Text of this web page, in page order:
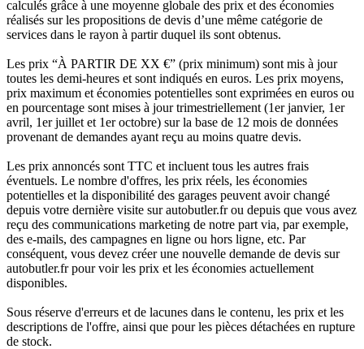
calculés grâce à une moyenne globale des prix et des économies
réalisés sur les propositions de devis d’une même catégorie de
services dans le rayon à partir duquel ils sont obtenus.
Les prix “À PARTIR DE XX €” (prix minimum) sont mis à jour
toutes les demi-heures et sont indiqués en euros. Les prix moyens,
prix maximum et économies potentielles sont exprimées en euros ou
en pourcentage sont mises à jour trimestriellement (1er janvier, 1er
avril, 1er juillet et 1er octobre) sur la base de 12 mois de données
provenant de demandes ayant reçu au moins quatre devis.
Les prix annoncés sont TTC et incluent tous les autres frais
éventuels. Le nombre d'offres, les prix réels, les économies
potentielles et la disponibilité des garages peuvent avoir changé
depuis votre dernière visite sur autobutler.fr ou depuis que vous avez
reçu des communications marketing de notre part via, par exemple,
des e-mails, des campagnes en ligne ou hors ligne, etc. Par
conséquent, vous devez créer une nouvelle demande de devis sur
autobutler.fr pour voir les prix et les économies actuellement
disponibles.
Sous réserve d'erreurs et de lacunes dans le contenu, les prix et les
descriptions de l'offre, ainsi que pour les pièces détachées en rupture
de stock.